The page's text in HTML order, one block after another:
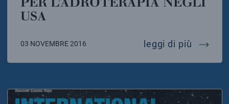
USA
03 NOVEMBRE 2016 leggi di più infn